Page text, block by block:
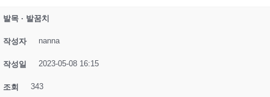
발목 · 발꿈치
작성자 nanna
작성일 2023-05-08 16:15
조회 343